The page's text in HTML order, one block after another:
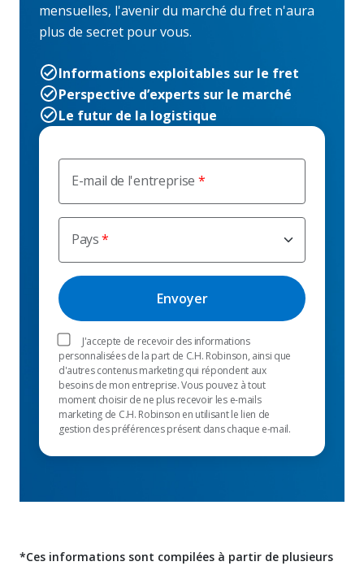
E-mail de l'entreprise
Pays
J'accepte de recevoir des informations
personnalisées de la part de C.H. Robinson, ainsi que
d'autres contenus marketing qui répondent aux
besoins de mon entreprise. Vous pouvez à tout
moment choisir de ne plus recevoir les e-mails
marketing de C.H. Robinson en utilisant le lien de
gestion des préférences présent dans chaque e-mail.
mensuelles, l'avenir du marché du fret n'aura
plus de secret pour vous.
Informations exploitables sur le fret
Perspective d’experts sur le marché
Le futur de la logistique
*Ces informations sont compilées à partir de plusieurs